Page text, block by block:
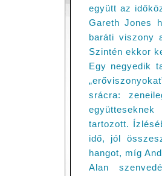
együtt az
Gareth Jones
baráti viszony
Szintén ekkor
Egy negyedik
srácra:
tartozott.
idő, jól
hangot, míg
Alan